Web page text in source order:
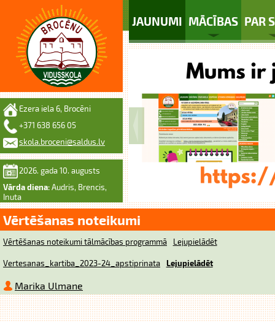
JAUNUMI MĀCĪBAS PAR
Ezera iela 6, Brocēni
+371 638 656 05
skola.broceni@saldus.lv
2026. gada 10. augusts
Vārda diena: Audris, Brencis,
Inuta
Vērtēšanas noteikumi
Vērtēšanas noteikumi tālmācības programmā Lejupielādēt
Vertesanas_kartiba_2023-24_apstiprinata Lejupielādēt
Marika Ulmane